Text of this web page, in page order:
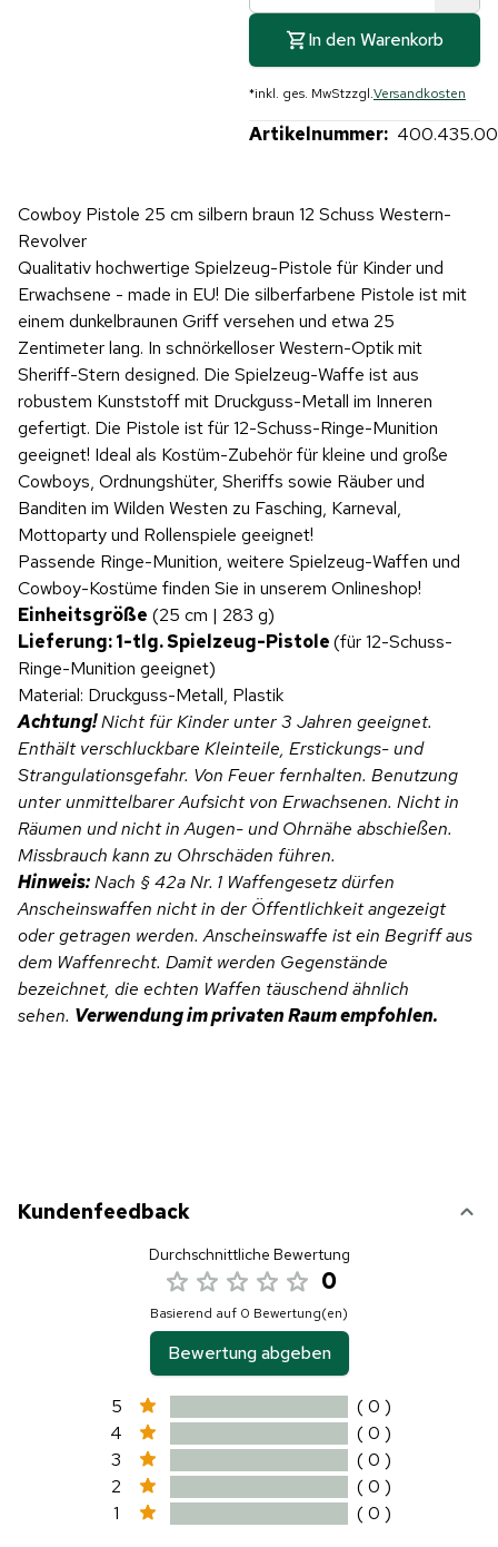
In den Warenkorb
*inkl. ges. MwStzzgl.Versandkosten
Artikelnummer: 400.435.00
Cowboy Pistole 25 cm silbern braun 12 Schuss Western-
Revolver
Qualitativ hochwertige Spielzeug-Pistole für Kinder und
Erwachsene - made in EU! Die silberfarbene Pistole ist mit
einem dunkelbraunen Griff versehen und etwa 25
Zentimeter lang. In schnörkelloser Western-Optik mit
Sheriff-Stern designed. Die Spielzeug-Waffe ist aus
robustem Kunststoff mit Druckguss-Metall im Inneren
gefertigt. Die Pistole ist für 12-Schuss-Ringe-Munition
geeignet! Ideal als Kostüm-Zubehör für kleine und große
Cowboys, Ordnungshüter, Sheriffs sowie Räuber und
Banditen im Wilden Westen zu Fasching, Karneval,
Mottoparty und Rollenspiele geeignet!
Passende Ringe-Munition, weitere Spielzeug-Waffen und
Cowboy-Kostüme finden Sie in unserem Onlineshop!
Einheitsgröße (25 cm | 283 g)
Lieferung: 1-tlg. Spielzeug-Pistole(für 12-Schuss-
Ringe-Munition geeignet)
Material: Druckguss-Metall, Plastik
Achtung!Nicht für Kinder unter 3 Jahren geeignet.
Enthält verschluckbare Kleinteile, Erstickungs- und
Strangulationsgefahr. Von Feuer fernhalten. Benutzung
unter unmittelbarer Aufsicht von Erwachsenen. Nicht in
Räumen und nicht in Augen- und Ohrnähe abschießen.
Missbrauch kann zu Ohrschäden führen.
Hinweis:Nach § 42a Nr. 1 Waffengesetz dürfen
Anscheinswaffen nicht in der Öffentlichkeit angezeigt
oder getragen werden. Anscheinswaffe ist ein Begriff aus
dem Waffenrecht. Damit werden Gegenstände
bezeichnet, die echten Waffen täuschend ähnlich
sehen. Verwendung im privaten Raum empfohlen.
Kundenfeedback
Durchschnittliche Bewertung
0
Basierend auf 0 Bewertung(en)
Bewertung abgeben
5
( 0 )
4
( 0 )
3
( 0 )
2
( 0 )
1
( 0 )